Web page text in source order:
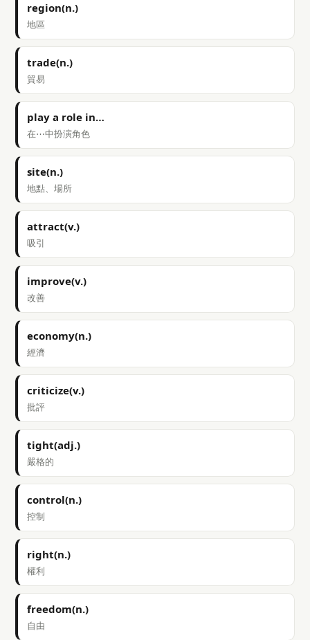
region(n.)
地區
trade(n.)
貿易
play a role in…
在⋯中扮演角色
site(n.)
地點、場所
attract(v.)
吸引
improve(v.)
改善
economy(n.)
經濟
criticize(v.)
批評
tight(adj.)
嚴格的
control(n.)
控制
right(n.)
權利
freedom(n.)
自由